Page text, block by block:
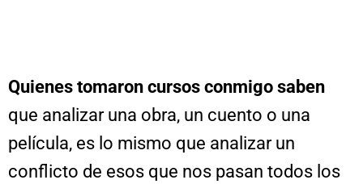
Quienes tomaron cursos conmigo saben
que analizar una obra, un cuento o una
película, es lo mismo que analizar un
conflicto de esos que nos pasan todos los